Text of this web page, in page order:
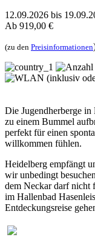
12.09.2026 bis
Ab 919,00 €
(zu den Preisinformationen
Die Jugendherberge
zu einem Bummel
perfekt für einen
willkommen fühlen.
Heidelberg empfängt
wir unbedingt
dem Neckar darf nicht
im Hallenbad
Entdeckungsreise